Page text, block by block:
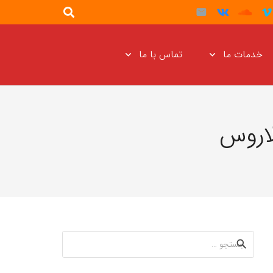
خدمات ما تماس با ما
جستجو
برای: